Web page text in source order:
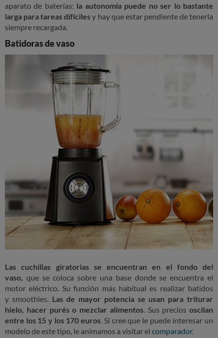
aparato de baterías: la autonomía puede no ser lo bastante
larga para tareas difícilesy hay que estar pendiente de tenerla
siempre recargada.
Batidoras de vaso
Las cuchillas giratorias se encuentran en el fondo del
vaso, que se coloca sobre una base donde se encuentra el
motor eléctrico. Su función más habitual es realizar batidos
y smoothies. Las de mayor potencia se usan para triturar
hielo, hacer purés o mezclar alimentos. Sus precios oscilan
entre los 15 y los 170 euros. Si cree que le puede interesar un
modelo de este tipo, le animamos a visitar el comparador.